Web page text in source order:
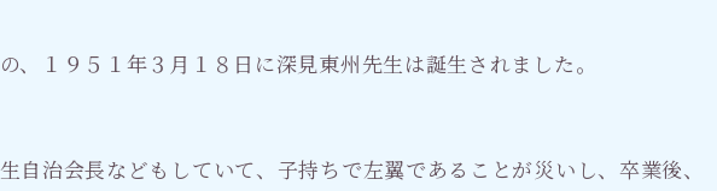
、１９５１年３月１８日に深見東州先生は誕生されました。
自治会長などもしていて、子持ちで左翼であることが災いし、卒業後、